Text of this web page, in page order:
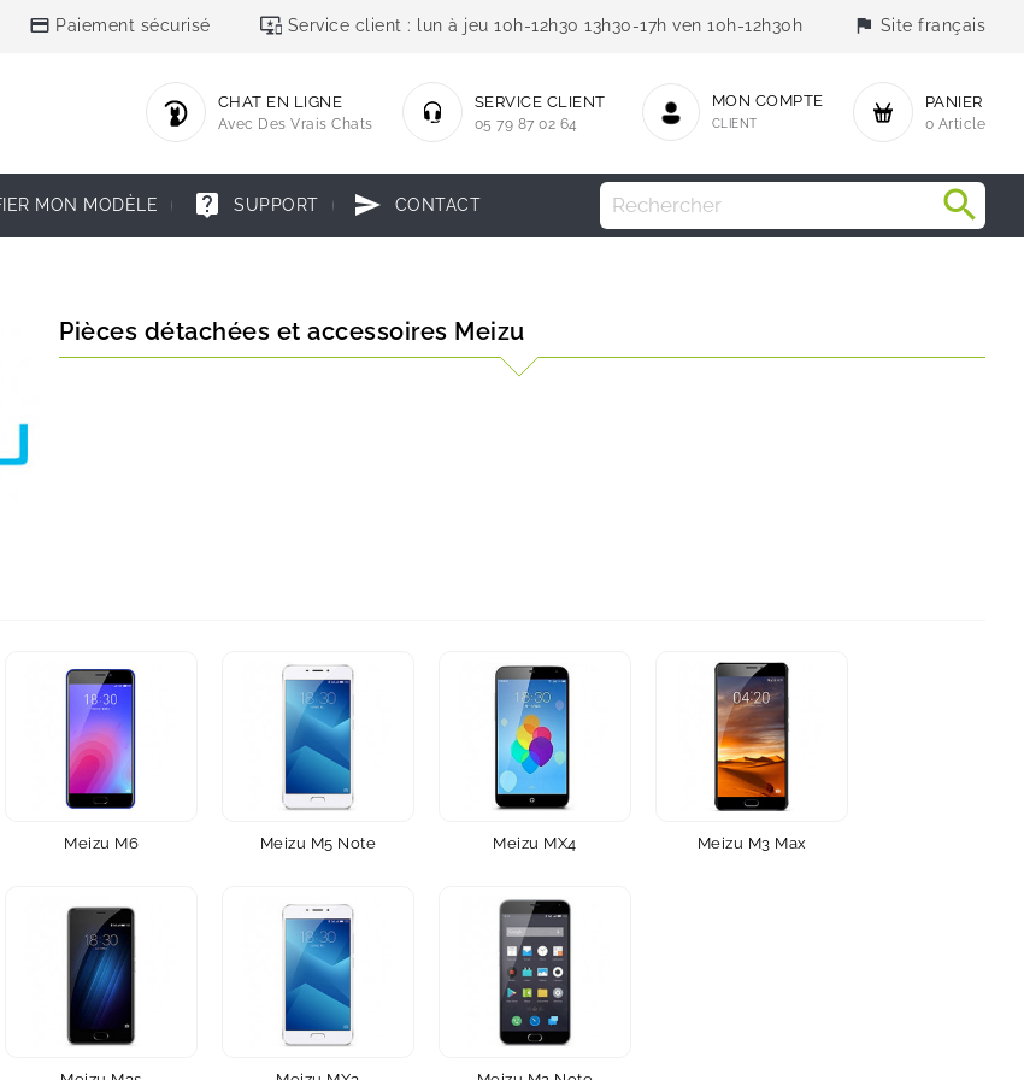
credit_card Paiement sécurisé important_devices Service client : lun à jeu 10h-12h30 13h30-17h ven 10h-12h30h flag Site français
PANIER
0 Article
MON COMPTE
CLIENT
SERVICE CLIENT
05 79 87 02 64
CHAT EN LIGNE
Avec Des Vrais Chats
MON MODÈLE live_help SUPPORT send CONTACT
Pièces détachées et accessoires Meizu
Meizu M6 Meizu M5 Note Meizu MX4 Meizu M3 Max